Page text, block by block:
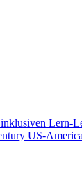
Lern-
US-